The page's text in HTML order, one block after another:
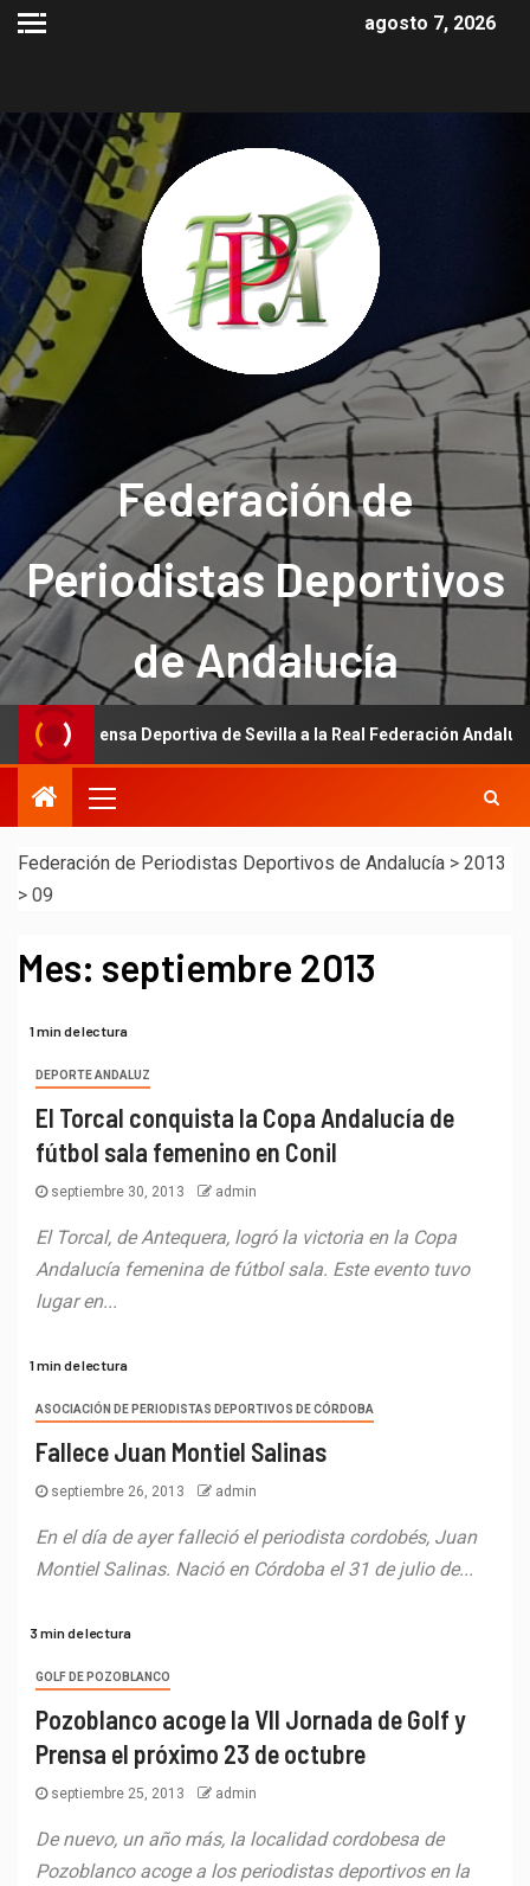
agosto 7, 2026
Federación de
Periodistas Deportivos
de Andalucía
Prensa Deportiva de Sevilla a la Real Federación Andaluza de
Federación de Periodistas Deportivos de Andalucía > 2013
> 09
Mes: septiembre 2013
1 min de lectura
DEPORTE ANDALUZ
El Torcal conquista la Copa Andalucía de
fútbol sala femenino en Conil
septiembre 30, 2013 admin
El Torcal, de Antequera, logró la victoria en la Copa
Andalucía femenina de fútbol sala. Este evento tuvo
lugar en...
1 min de lectura
ASOCIACIÓN DE PERIODISTAS DEPORTIVOS DE CÓRDOBA
Fallece Juan Montiel Salinas
septiembre 26, 2013 admin
En el día de ayer falleció el periodista cordobés, Juan
Montiel Salinas. Nació en Córdoba el 31 de julio de...
3 min de lectura
GOLF DE POZOBLANCO
Pozoblanco acoge la VII Jornada de Golf y
Prensa el próximo 23 de octubre
septiembre 25, 2013 admin
De nuevo, un año más, la localidad cordobesa de
Pozoblanco acoge a los periodistas deportivos en la